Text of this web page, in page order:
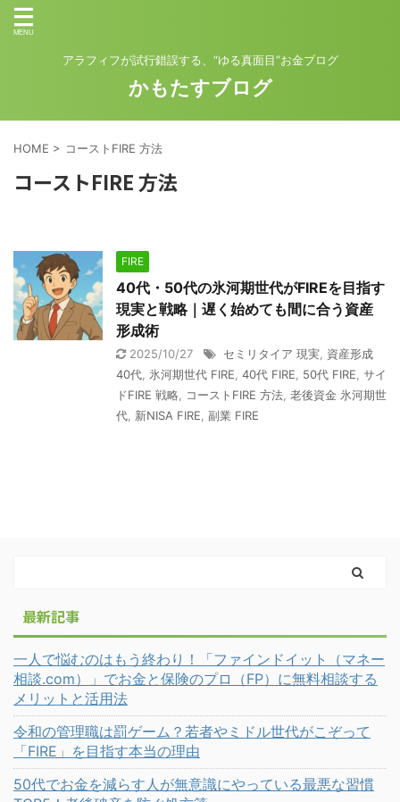
アラフィフが試行錯誤する、“ゆる真面目”お金ブログ
かもたすブログ
HOME > コーストFIRE 方法
コーストFIRE 方法
FIRE
40代・50代の氷河期世代がFIREを目指す
現実と戦略｜遅く始めても間に合う資産
形成術
2025/10/27 セミリタイア 現実 資産形成
40代 氷河期世代 FIRE 40代 FIRE 50代 FIRE サイ
ドFIRE 戦略
コーストFIRE 方法 老後資金 氷河期世
代 新NISA FIRE 副業 FIRE
最新記事
一人で悩むのはもう終わり！「ファインドイット（マネー
相談.com）」でお金と保険のプロ（FP）に無料相談する
メリットと活用法
令和の管理職は罰ゲーム？若者やミドル世代がこぞって
「FIRE」を目指す本当の理由
50代でお金を減らす人が無意識にやっている最悪な習慣